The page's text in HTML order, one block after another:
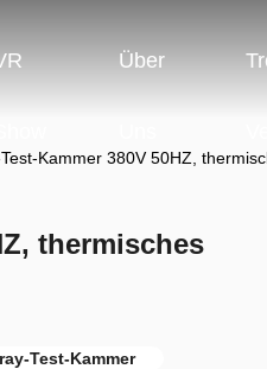
Über
Kammer 380V 50HZ,
thermisches
Test-Kammer